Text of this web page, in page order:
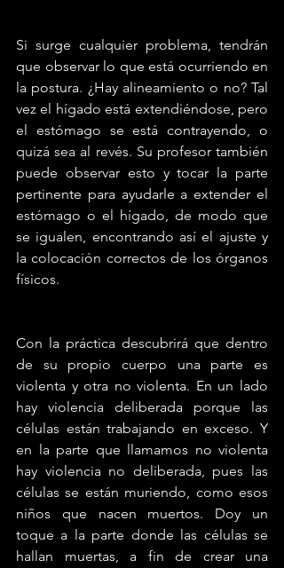
Si surge cualquier problema, tendrán
que observar lo que está ocurriendo en
la postura. ¿Hay alineamiento o no? Tal
vez el hígado está extendiéndose, pero
el estómago se está contrayendo, o
quizá sea al revés. Su profesor también
puede observar esto y tocar la parte
pertinente para ayudarle a extender el
estómago o el hígado, de modo que
se igualen, encontrando así el ajuste y
la colocación correctos de los órganos
físicos.
Con la práctica descubrirá que dentro
de su propio cuerpo una parte es
violenta y otra no violenta. En un lado
hay violencia deliberada porque las
células están trabajando en exceso. Y
en la parte que llamamos no violenta
hay violencia no deliberada, pues las
células se están muriendo, como esos
niños que nacen muertos. Doy un
toque a la parte donde las células se
hallan muertas, a fin de crear una